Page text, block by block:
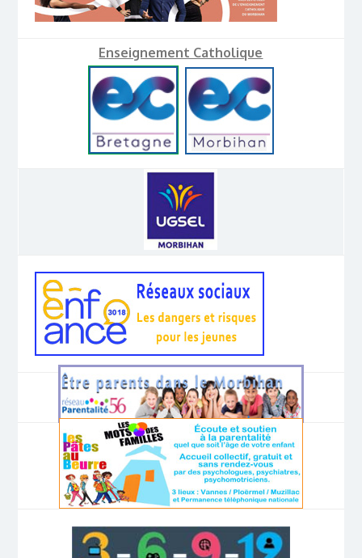
Enseignement Catholique